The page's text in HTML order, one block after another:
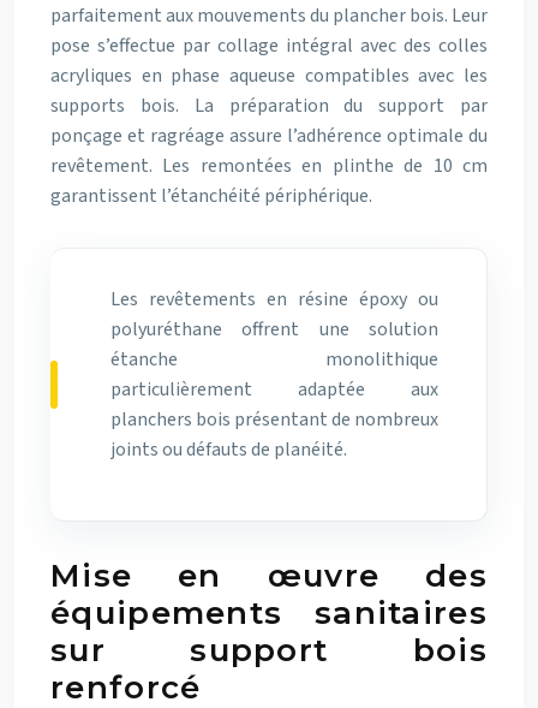
parfaitement aux mouvements du plancher bois. Leur
pose s’effectue par collage intégral avec des colles
acryliques en phase aqueuse compatibles avec les
supports bois. La préparation du support par
ponçage et ragréage assure l’adhérence optimale du
revêtement. Les remontées en plinthe de 10 cm
garantissent l’étanchéité périphérique.
Les revêtements en résine époxy ou
polyuréthane offrent une solution
étanche monolithique
particulièrement adaptée aux
planchers bois présentant de nombreux
joints ou défauts de planéité.
Mise en œuvre des
équipements sanitaires
sur support bois
renforcé